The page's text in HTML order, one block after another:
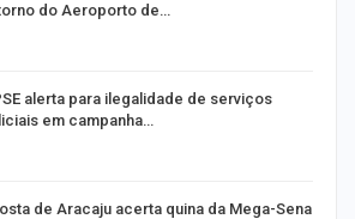
do Aeroporto de…
alerta para ilegalidade de serviços
em campanha…
de Aracaju acerta quina da Mega-Sena